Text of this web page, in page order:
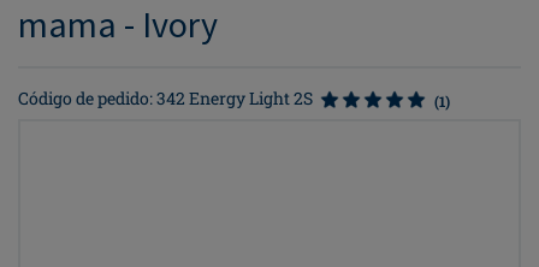
mama - Ivory
Código de pedido: 342 Energy Light 2S (1)